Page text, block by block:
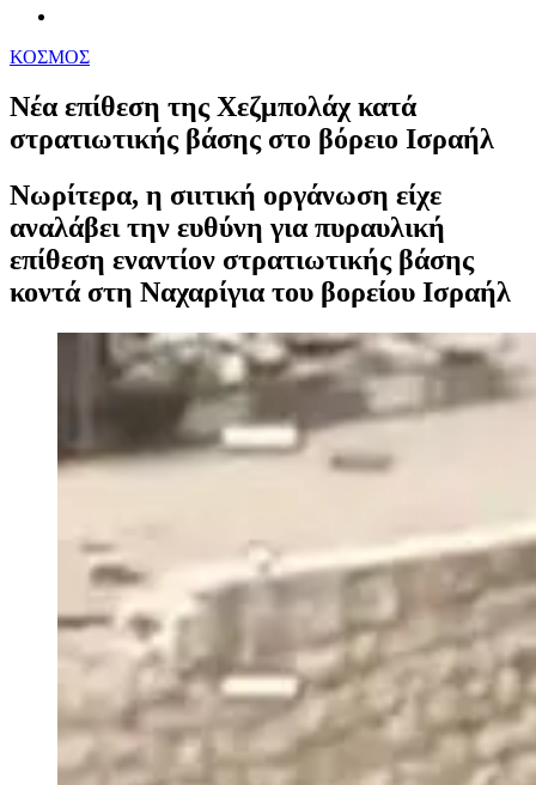
ΚΟΣΜΟΣ
Νέα επίθεση της Χεζμπολάχ κατά
στρατιωτικής βάσης στο βόρειο Ισραήλ
Νωρίτερα, η σιιτική οργάνωση είχε
αναλάβει την ευθύνη για πυραυλική
επίθεση εναντίον στρατιωτικής βάσης
κοντά στη Ναχαρίγια του βορείου Ισραήλ